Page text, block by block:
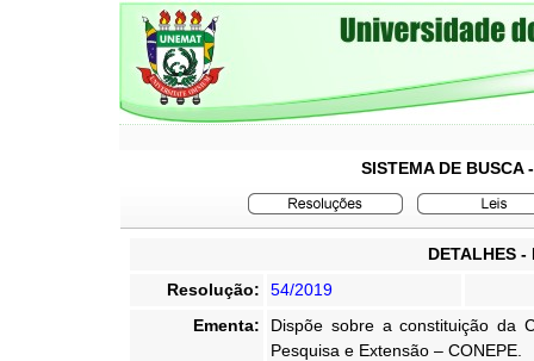
SISTEMA DE BUSCA
DETALHES -
Resolução:
54/2019
Ementa:
Dispõe sobre a constituição da
Pesquisa e Extensão – CONEPE.